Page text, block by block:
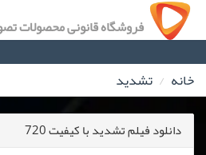
فروشگاه قانونی محصولات
خانه تشدید
دانلود فیلم تشدید با کیفیت 720